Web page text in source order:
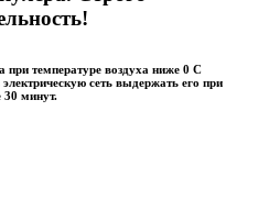
при температуре воздуха ниже 0 С
сеть выдержать его при
30 минут.